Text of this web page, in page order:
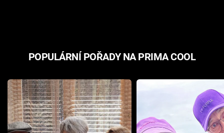
POPULÁRNÍ POŘADY NA PRIMA COOL